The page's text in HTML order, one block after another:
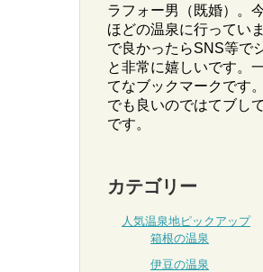
ラフォー男（既婚）。
ほどの温泉に行ってい
で良かったらSNS等で
と非常に嬉しいです。
てなブックマークです
でも良いのではてブし
です。
カテゴリー
人気温泉地ピックアップ
箱根の温泉
伊豆の温泉